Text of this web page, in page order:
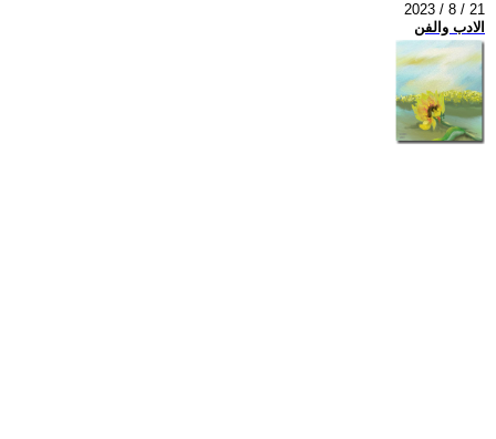
2023 / 8 / 21
الادب والفن